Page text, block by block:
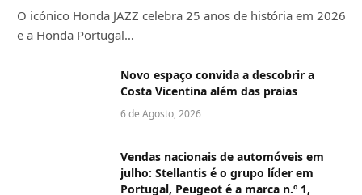
O icónico Honda JAZZ celebra 25 anos de história em 2026
e a Honda Portugal…
Novo espaço convida a descobrir a
Costa Vicentina além das praias
6 de Agosto, 2026
Vendas nacionais de automóveis em
julho: Stellantis é o grupo líder em
Portugal, Peugeot é a marca n.º 1,